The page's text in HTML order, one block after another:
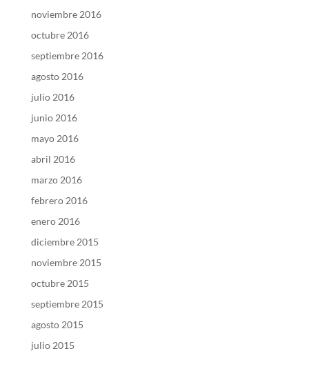
noviembre 2016
octubre 2016
septiembre 2016
agosto 2016
julio 2016
junio 2016
mayo 2016
abril 2016
marzo 2016
febrero 2016
enero 2016
diciembre 2015
noviembre 2015
octubre 2015
septiembre 2015
agosto 2015
julio 2015